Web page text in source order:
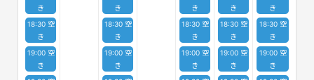
き
18:30 空
き
19:00 空
き
き
18:30 空
き
19:00 空
き
き
18:30 空
き
19:00 空
き
き
18:30 空
き
19:00 空
き
き
18:30 空
き
19:00 空
き